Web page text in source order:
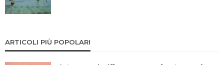
ARTICOLI PIÙ POPOLARI